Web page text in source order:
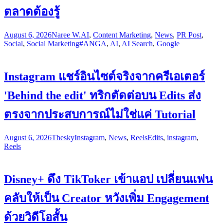
ตลาดต้องรู้
August 6, 2026Naree W.AI, Content Marketing, News, PR Post,
Social, Social Marketing#ANGA, AI, AI Search, Google
Instagram แชร์อินไซต์จริงจากครีเอเตอร์
'Behind the edit' ทริกตัดต่อบน Edits ส่ง
ตรงจากประสบการณ์ไม่ใช่แค่ Tutorial
August 6, 2026TheskyInstagram, News, ReelsEdits, instagram,
Reels
Disney+ ดึง TikToker เข้าแอป เปลี่ยนแฟน
คลับให้เป็น Creator หวังเพิ่ม Engagement
ด้วยวิดีโอสั้น